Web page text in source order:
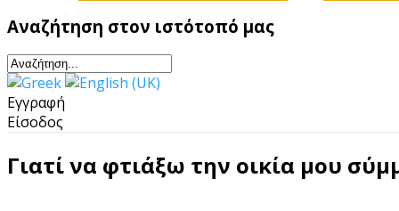
Αναζήτηση στον ιστότοπό μας
Εγγραφή
Είσοδος
Γιατί να φτιάξω την οικία μου